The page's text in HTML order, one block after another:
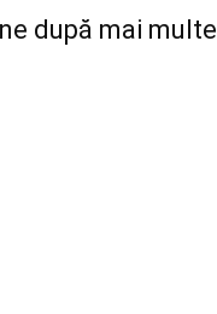
după mai multe